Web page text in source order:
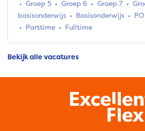
Groep 5
Groep 6 Groep 7
basisonderwijs
Basisonderwijs
Parttime
Fulltime
Bekijk alle vacatures